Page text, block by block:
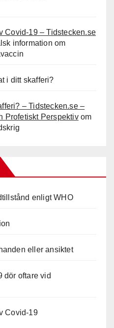
Covid-19 – Tidstecken.se
information om
i ditt skafferi?
– Tidstecken.se –
Profetiskt Perspektivom
enligt WHO
eller ansiktet
dör oftare vid
Covid-19